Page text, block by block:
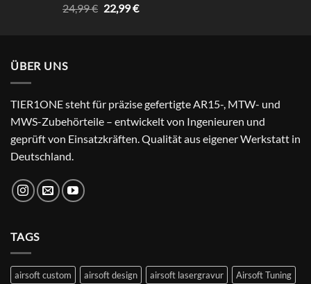
Rated4.67
out of 5
24,99€ Original
22,99€Current
ÜBER UNS
TIER1ONE steht für präzise gefertigte AR15-, MTW- und
MWS-Zubehörteile – entwickelt von Ingenieuren und
geprüft von Einsatzkräften. Qualität aus eigener Werkstatt in
Deutschland.
TAGS
airsoft custom airsoft design airsoft lasergravur
Airsoft Tuning